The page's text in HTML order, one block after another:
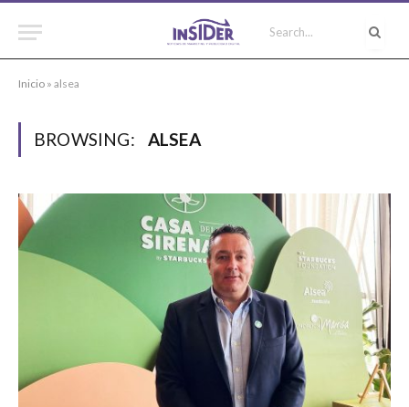
Inicio » alsea
BROWSING: ALSEA